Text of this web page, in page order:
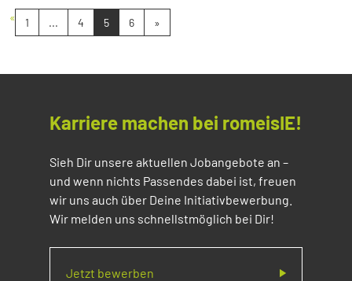
« 1 ... 4 5 6 »
Karriere machen bei romeisIE!
Sieh Dir unsere aktuellen Jobangebote an –
und wenn nichts Passendes dabei ist, freuen
wir uns auch über Deine Initiativbewerbung.
Wir melden uns schnellstmöglich bei Dir!
Jetzt bewerben